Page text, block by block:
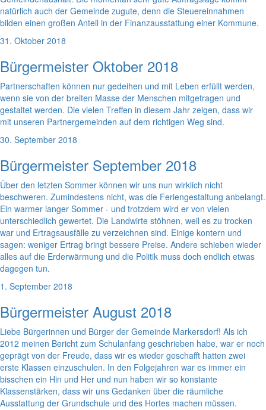
natürlich auch der Gemeinde zugute, denn die Steuereinnahmen
bilden einen großen Anteil in der Finanzausstattung einer Kommune.
31. Oktober 2018
Bürgermeister Oktober 2018
Partnerschaften können nur gedeihen und mit Leben erfüllt werden,
wenn sie von der breiten Masse der Menschen mitgetragen und
gestaltet werden. Die vielen Treffen in diesem Jahr zeigen, dass wir
mit unseren Partnergemeinden auf dem richtigen Weg sind.
30. September 2018
Bürgermeister September 2018
Über den letzten Sommer können wir uns nun wirklich nicht
beschweren. Zumindestens nicht, was die Feriengestaltung anbelangt.
Ein warmer langer Sommer - und trotzdem wird er von vielen
unterschiedlich gewertet. Die Landwirte stöhnen, weil es zu trocken
war und Ertragsausfälle zu verzeichnen sind. Einige kontern und
sagen: weniger Ertrag bringt bessere Preise. Andere schieben wieder
alles auf die Erderwärmung und die Politik muss doch endlich etwas
dagegen tun.
1. September 2018
Bürgermeister August 2018
Liebe Bürgerinnen und Bürger der Gemeinde Markersdorf! Als ich
2012 meinen Bericht zum Schulanfang geschrieben habe, war er noch
geprägt von der Freude, dass wir es wieder geschafft hatten zwei
erste Klassen einzuschulen. In den Folgejahren war es immer ein
bisschen ein Hin und Her und nun haben wir so konstante
Klassenstärken, dass wir uns Gedanken über die räumliche
Ausstattung der Grundschule und des Hortes machen müssen.